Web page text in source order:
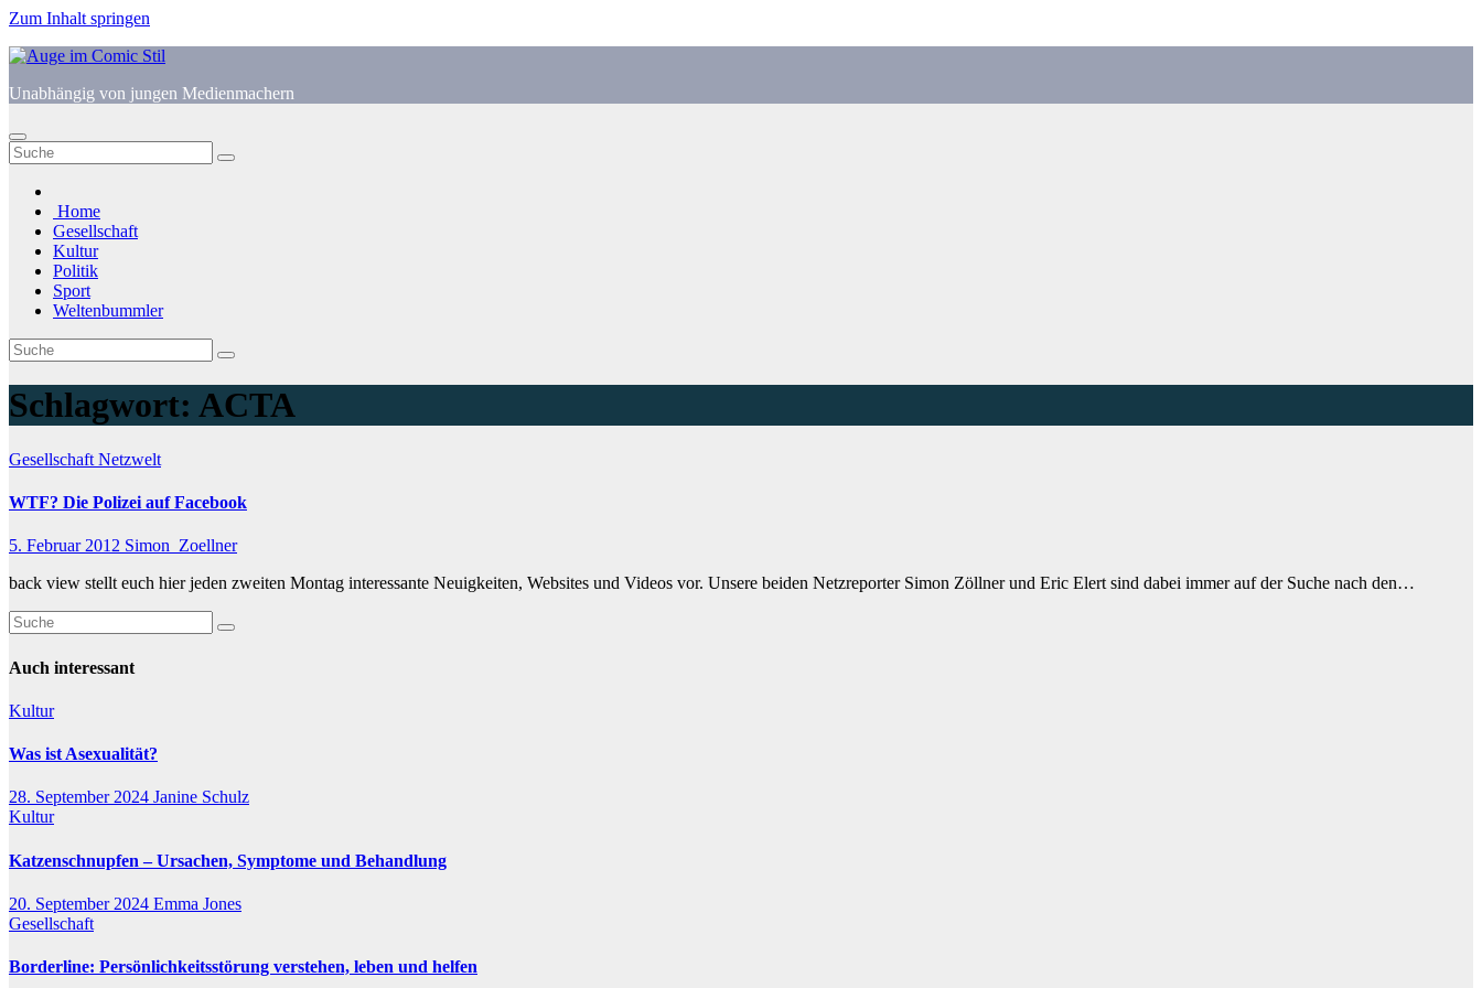
Zum Inhalt springen
Unabhängig von jungen Medienmachern
Home
Gesellschaft
Kultur
Politik
Sport
Weltenbummler
Schlagwort: ACTA
Gesellschaft Netzwelt
WTF? Die Polizei auf Facebook
5. Februar 2012 Simon_Zoellner
back view stellt euch hier jeden zweiten Montag interessante Neuigkeiten, Websites und Videos vor. Unsere beiden Netzreporter Simon Zöllner und Eric Elert sind dabei immer auf der Suche nach den…
Auch interessant
Kultur
Was ist Asexualität?
28. September 2024 Janine Schulz
Kultur
Katzenschnupfen – Ursachen, Symptome und Behandlung
20. September 2024 Emma Jones
Gesellschaft
Borderline: Persönlichkeitsstörung verstehen, leben und helfen